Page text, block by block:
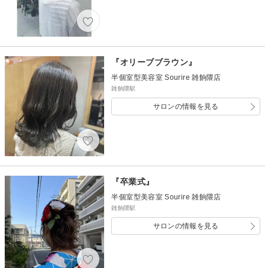
『オリーブブラウン』
半個室型美容室 Sourire 雑餉隈店
雑餉隈駅
サロンの情報を見る
『卒業式』
半個室型美容室 Sourire 雑餉隈店
雑餉隈駅
サロンの情報を見る